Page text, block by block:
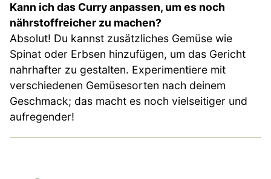
Kann ich das Curry anpassen, um es noch
nährstoffreicher zu machen?
Absolut! Du kannst zusätzliches Gemüse wie
Spinat oder Erbsen hinzufügen, um das Gericht
nahrhafter zu gestalten. Experimentiere mit
verschiedenen Gemüsesorten nach deinem
Geschmack; das macht es noch vielseitiger und
aufregender!